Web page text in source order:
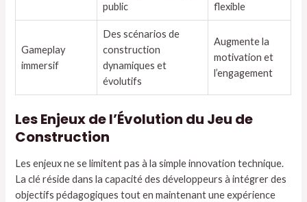
public
flexible
Gameplay
immersif
Des scénarios de
construction
dynamiques et
évolutifs
Augmente la
motivation et
l’engagement
Les Enjeux de l’Évolution du Jeu de
Construction
Les enjeux ne se limitent pas à la simple innovation technique.
La clé réside dans la capacité des développeurs à intégrer des
objectifs pédagogiques tout en maintenant une expérience